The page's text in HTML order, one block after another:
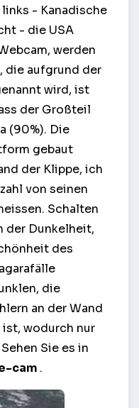
- Kanadische
- die USA
werden
die aufgrund der
wird, ist
der Großteil
(90%). Die
gebaut
der Klippe, ich
von seinen
Schalten
der Dunkelheit,
des
die
an der Wand
wodurch nur
Sie es in
cam .